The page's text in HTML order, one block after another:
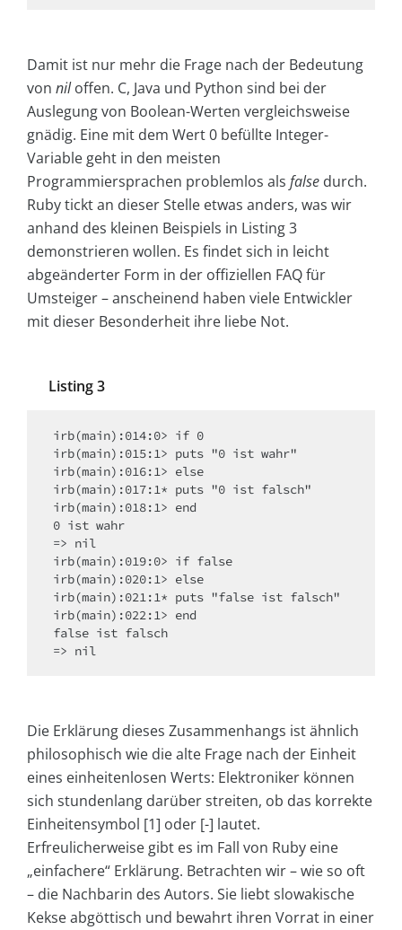
Damit ist nur mehr die Frage nach der Bedeutung
von niloffen. C, Java und Python sind bei der
Auslegung von Boolean-Werten vergleichsweise
gnädig. Eine mit dem Wert 0 befüllte Integer-
Variable geht in den meisten
Programmiersprachen problemlos als false durch.
Ruby tickt an dieser Stelle etwas anders, was wir
anhand des kleinen Beispiels in Listing 3
demonstrieren wollen. Es findet sich in leicht
abgeänderter Form in der offiziellen FAQ für
Umsteiger – anscheinend haben viele Entwickler
mit dieser Besonderheit ihre liebe Not.
Listing 3
irb(main):014:0> if 0
irb(main):015:1> puts "0 ist wahr"
irb(main):016:1> else
irb(main):017:1* puts "0 ist falsch"
irb(main):018:1> end
0 ist wahr
=> nil
irb(main):019:0> if false
irb(main):020:1> else
irb(main):021:1* puts "false ist falsch"
irb(main):022:1> end
false ist falsch
=> nil
Die Erklärung dieses Zusammenhangs ist ähnlich
philosophisch wie die alte Frage nach der Einheit
eines einheitenlosen Werts: Elektroniker können
sich stundenlang darüber streiten, ob das korrekte
Einheitensymbol [1] oder [-] lautet.
Erfreulicherweise gibt es im Fall von Ruby eine
„einfachere“ Erklärung. Betrachten wir – wie so oft
– die Nachbarin des Autors. Sie liebt slowakische
Kekse abgöttisch und bewahrt ihren Vorrat in einer